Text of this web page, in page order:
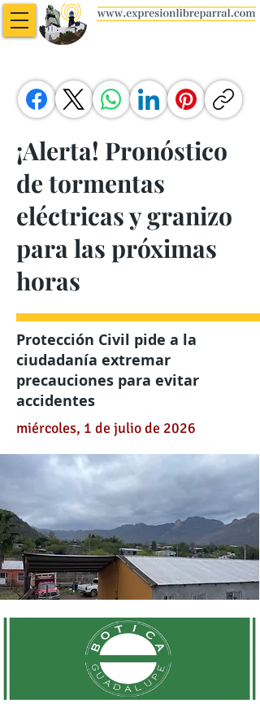
¡Alerta! Pronóstico
de tormentas
eléctricas y granizo
para las próximas
horas
Protección Civil pide a la
ciudadanía extremar
precauciones para evitar
accidentes
miércoles, 1 de julio de 2026